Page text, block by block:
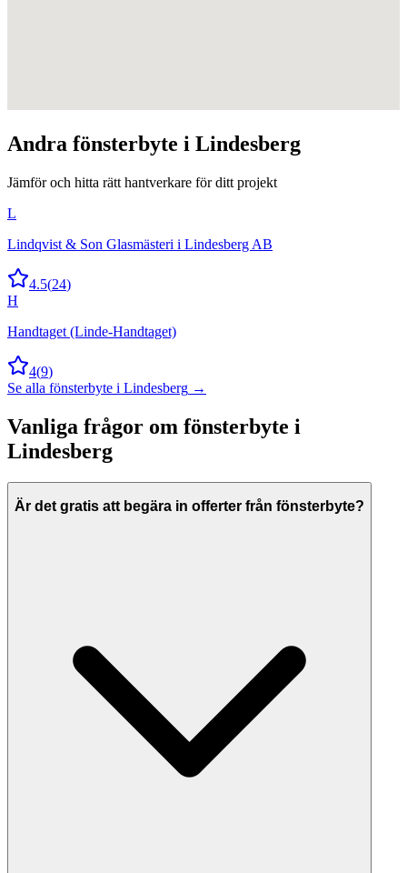
Andra fönsterbyte i Lindesberg
Jämför och hitta rätt hantverkare för ditt projekt
L
Lindqvist & Son Glasmästeri i Lindesberg AB
4.5(24)
H
Handtaget (Linde-Handtaget)
4(9)
Se alla fönsterbyte i Lindesberg →
Vanliga frågor om fönsterbyte i
Lindesberg
Är det gratis att begära in offerter från fönsterbyte?